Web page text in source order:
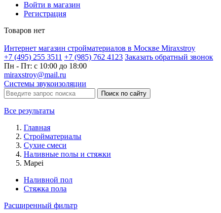
Войти в магазин
Регистрация
Товаров нет
Интернет магазин стройматериалов в Москве Miraxstroy
+7 (495) 255 3511 +7 (985) 762 4123 Заказать обратный звонок
Пн - Пт: с 10:00 до 18:00
miraxstroy@mail.ru
Системы звукоизоляции
Поиск по сайту
Все результаты
Главная
Стройматериалы
Сухие смеси
Наливные полы и стяжки
Mapei
Наливной пол
Стяжка пола
Расширенный фильтр